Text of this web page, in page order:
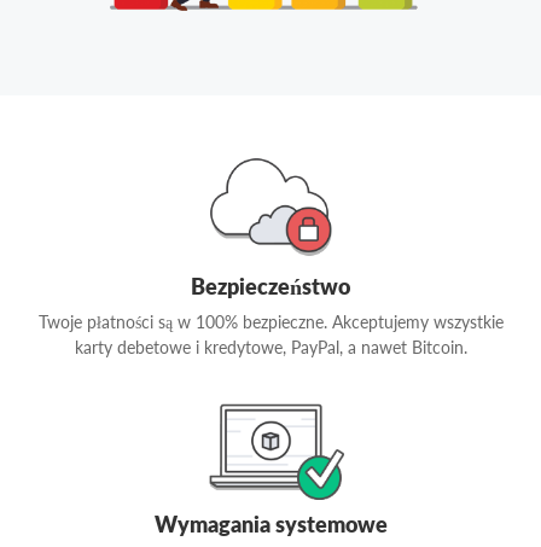
Bezpieczeństwo
Twoje płatności są w 100% bezpieczne. Akceptujemy wszystkie
karty debetowe i kredytowe, PayPal, a nawet Bitcoin.
Wymagania systemowe